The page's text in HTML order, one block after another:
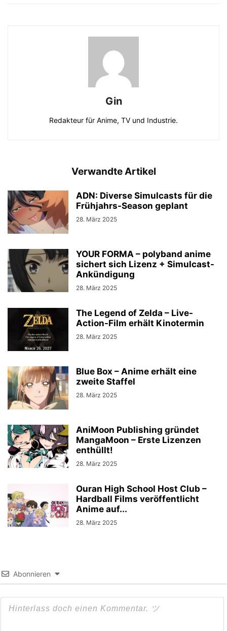
Gin
Redakteur für Anime, TV und Industrie.
Verwandte Artikel
ADN: Diverse Simulcasts für die
Frühjahrs-Season geplant
28. März 2025
YOUR FORMA – polyband anime
sichert sich Lizenz + Simulcast-
Ankündigung
28. März 2025
The Legend of Zelda – Live-
Action-Film erhält Kinotermin
28. März 2025
Blue Box – Anime erhält eine
zweite Staffel
28. März 2025
AniMoon Publishing gründet
MangaMoon – Erste Lizenzen
enthüllt!
28. März 2025
Ouran High School Host Club –
Hardball Films veröffentlicht
Anime auf...
28. März 2025
Abonnieren